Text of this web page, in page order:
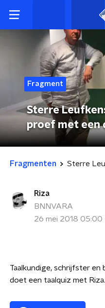
Fragment
Sterre
proef met een
Fragmenten
Riza
BNNVARA
26 mei 2018 05:00
Taalkundige, schrijfster
doet een taalquiz met